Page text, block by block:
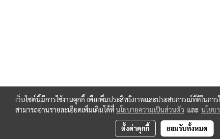
เว็บไซต์นี้มีการใช้งานคุกกี้ เพื่อเพิ่มประสิทธิภาพและประสบการณ์ที่ดีในการ
สามารถอ่านรายละเอียดเพิ่มเติมได้ที่นโยบายความเป็นส่วนตัว และ นโยบ
ตั้งค่าคุกกี้ ยอมรับทั้งหมด